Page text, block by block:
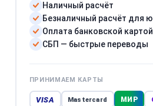
Наличный расчёт
Безналичный расчёт для
Оплата банковской картой
СБП — быстрые переводы
ПРИНИМАЕМ КАРТЫ
VISA Mastercard МИР